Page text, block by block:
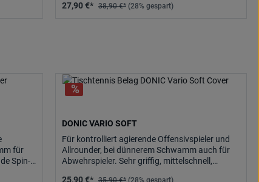
27,90 €* 38,90 €* (28% gespart)
für
Spin-
DONIC VARIO SOFT
Für kontrolliert agierende Offensivspieler und
Allrounder, bei dünnerem Schwamm auch für
Abwehrspieler. Sehr griffig, mittelschnell,
25,90 €* 35,90 €* (28% gespart)